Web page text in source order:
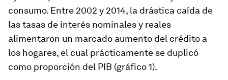
consumo. Entre 2002 y 2014, la drástica caída de
las tasas de interés nominales y reales
alimentaron un marcado aumento del crédito a
los hogares, el cual prácticamente se duplicó
como proporción del PIB (gráfico 1).